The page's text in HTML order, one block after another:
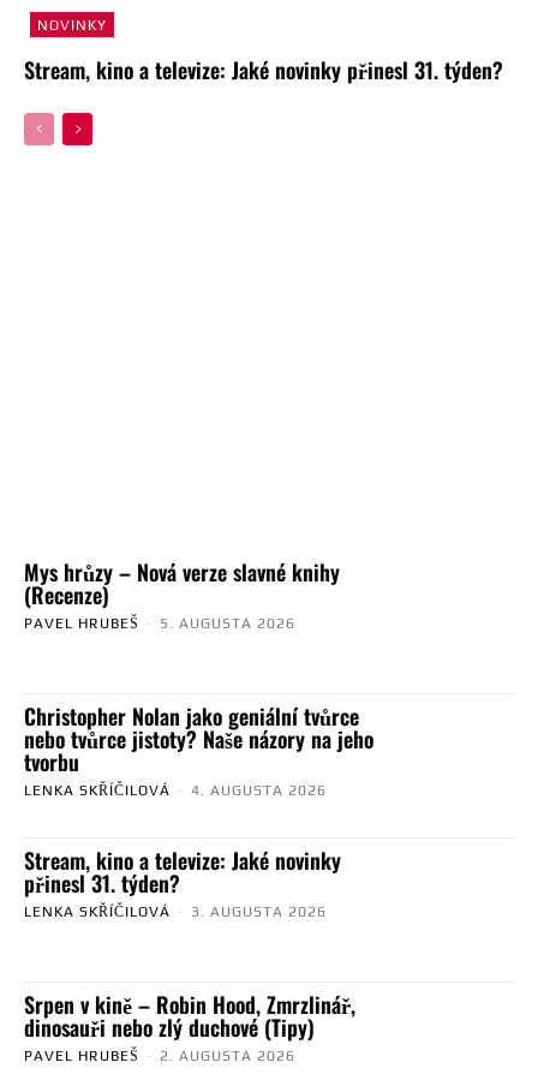
NOVINKY
Stream, kino a televize: Jaké novinky přinesl 31. týden?
Mys hrůzy – Nová verze slavné knihy
(Recenze)
PAVEL HRUBEŠ - 5. AUGUSTA 2026
Christopher Nolan jako geniální tvůrce
nebo tvůrce jistoty? Naše názory na jeho
tvorbu
LENKA SKŘÍČILOVÁ - 4. AUGUSTA 2026
Stream, kino a televize: Jaké novinky
přinesl 31. týden?
LENKA SKŘÍČILOVÁ - 3. AUGUSTA 2026
Srpen v kině – Robin Hood, Zmrzlinář,
dinosauři nebo zlý duchové (Tipy)
PAVEL HRUBEŠ - 2. AUGUSTA 2026